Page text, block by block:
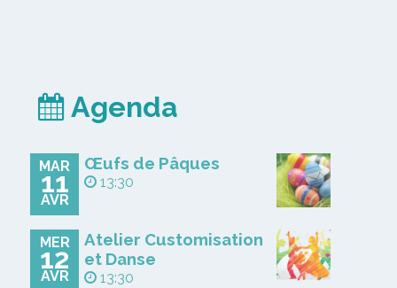
Agenda
MAR
11
AVR
Œufs de Pâques
13:30
MER
12
AVR
Atelier Customisation
et Danse
13:30